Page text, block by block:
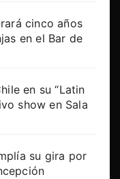
cinco años
en el Bar de
en su “Latin
show en Sala
su gira por